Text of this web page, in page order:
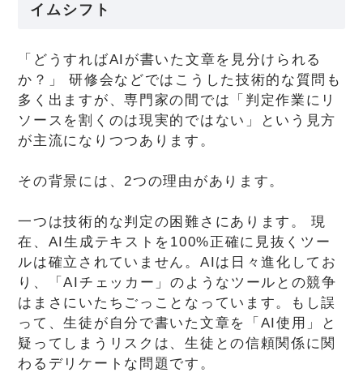
イムシフト
「どうすればAIが書いた文章を見分けられる
か？」 研修会などではこうした技術的な質問も
多く出ますが、専門家の間では「判定作業にリ
ソースを割くのは現実的ではない」という見方
が主流になりつつあります。
その背景には、2つの理由があります。
一つは技術的な判定の困難さにあります。 現
在、AI生成テキストを100%正確に見抜くツー
ルは確立されていません。AIは日々進化してお
り、「AIチェッカー」のようなツールとの競争
はまさにいたちごっことなっています。もし誤
って、生徒が自分で書いた文章を「AI使用」と
疑ってしまうリスクは、生徒との信頼関係に関
わるデリケートな問題です。